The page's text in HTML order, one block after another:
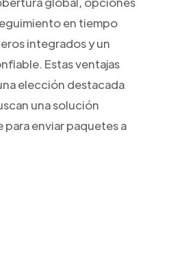
en tiempo
integrados y un
Estas ventajas
elección destacada
una solución
enviar paquetes a